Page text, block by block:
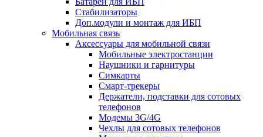
Стабилизаторы
Доп.модули и монтаж для ИБП
Мобильная связь
Аксессуары для мобильной связи
Мобильные электростанции
Наушники и гарнитуры
Симкарты
Смарт-трекеры
Держатели, подставки для сотовых
телефонов
Модемы 3G/4G
Чехлы для сотовых телефонов